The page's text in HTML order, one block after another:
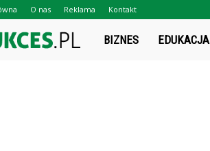
O nas Reklama Kontakt
Projektsukces.pl
BIZNES EDUKACJA